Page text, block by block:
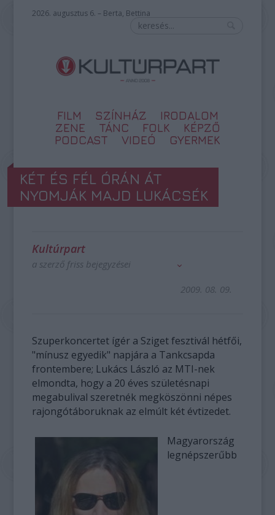
2026. augusztus 6. – Berta, Bettina
FILM SZÍNHÁZ
IRODALOM
ZENE
TÁNC FOLK
KÉPZŐ
PODCAST
VIDEÓ GYERMEK
KÉT ÉS FÉL ÓRÁN ÁT
NYOMJÁK MAJD LUKÁCSÉK
Kultúrpart
a szerző friss bejegyzései
2009. 08. 09.
Szuperkoncertet ígér a Sziget fesztivál hétfői,
"mínusz egyedik" napjára a Tankcsapda
frontembere; Lukács László az MTI-nek
elmondta, hogy a 20 éves születésnapi
megabulival szeretnék megköszönni népes
rajongótáboruknak az elmúlt két évtizedet.
Magyarország
legnépszerűbb